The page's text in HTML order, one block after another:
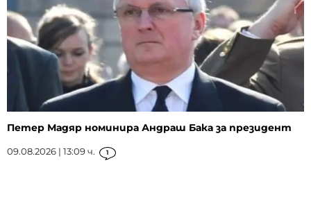
Петер Мадяр номинира Андраш Бака за президент
09.08.2026 | 13:09 ч. 1